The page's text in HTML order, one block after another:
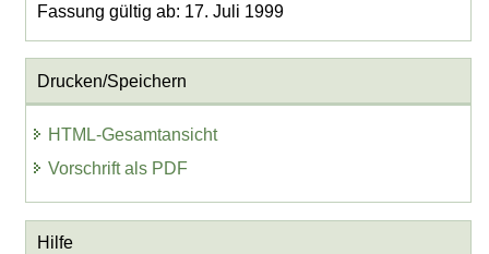
Fassung gültig ab: 17. Juli 1999
Drucken/Speichern
HTML-Gesamtansicht
Vorschrift als PDF
Hilfe